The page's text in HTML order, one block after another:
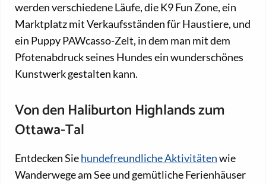
werden verschiedene Läufe, die K9 Fun Zone, ein
Marktplatz mit Verkaufsständen für Haustiere, und
ein Puppy PAWcasso-Zelt, in dem man mit dem
Pfotenabdruck seines Hundes ein wunderschönes
Kunstwerk gestalten kann.
Von den Haliburton Highlands zum
Ottawa-Tal
Entdecken Siehundefreundliche Aktivitätenwie
Wanderwege am See und gemütliche Ferienhäuser